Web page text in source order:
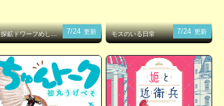
探鉱ドワーフめしを
くう。
7/24 更新 モスのいる日常 7/24 更新